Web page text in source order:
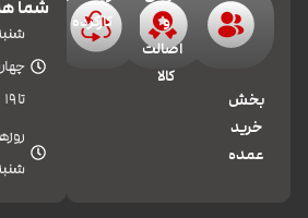
بخش
خرید
عمده
و
اصالت
کالا
کارکرده
شما
تا 19
شنبه 10